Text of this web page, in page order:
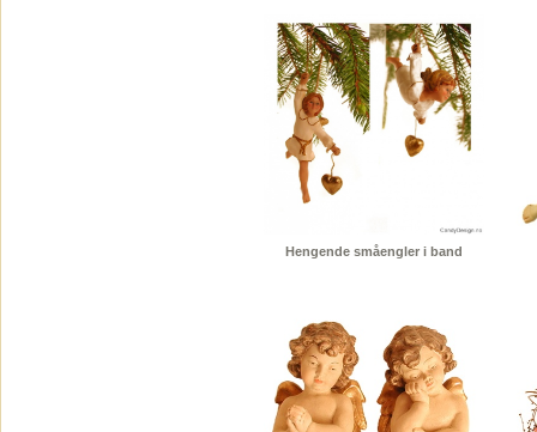
Hengende småengler i band